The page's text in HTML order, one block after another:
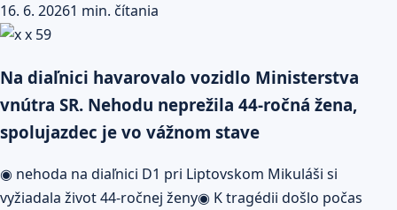
16. 6. 20261 min. čítania
Na diaľnici havarovalo vozidlo Ministerstva
vnútra SR. Nehodu neprežila 44-ročná žena,
spolujazdec je vo vážnom stave
◉ nehoda na diaľnici D1 pri Liptovskom Mikuláši si
vyžiadala život 44-ročnej ženy◉ K tragédii došlo počas